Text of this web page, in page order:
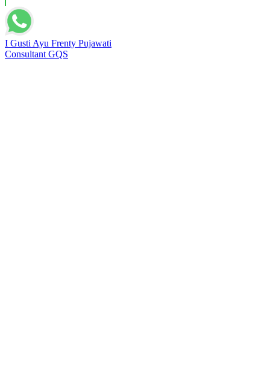
I Gusti Ayu Frenty Pujawati
Consultant GQS